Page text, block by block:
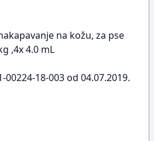
na kožu, za pse
,4x 4.0 mL
00224-18-003 od 04.07.2019.